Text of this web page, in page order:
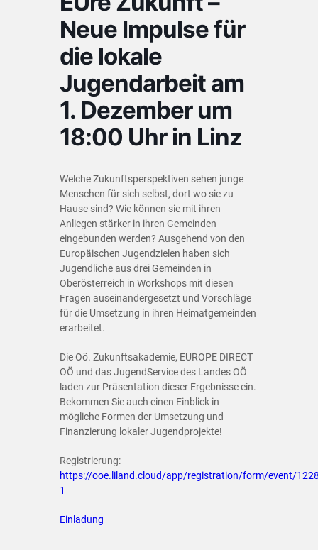
Neue Impulse für
die lokale
Jugendarbeit am
1. Dezember um
18:00 Uhr in Linz
Welche Zukunftsperspektiven sehen junge
Menschen für sich selbst, dort wo sie zu
Hause sind? Wie können sie mit ihren
Anliegen stärker in ihren Gemeinden
eingebunden werden? Ausgehend von den
Europäischen Jugendzielen haben sich
Jugendliche aus drei Gemeinden in
Oberösterreich in Workshops mit diesen
Fragen auseinandergesetzt und Vorschläge
für die Umsetzung in ihren Heimatgemeinden
erarbeitet.
Die Oö. Zukunftsakademie, EUROPE DIRECT
OÖ und das JugendService des Landes OÖ
laden zur Präsentation dieser Ergebnisse ein.
Bekommen Sie auch einen Einblick in
mögliche Formen der Umsetzung und
Finanzierung lokaler Jugendprojekte!
Registrierung:
https://ooe.liland.cloud/app/registration/form/event/
1
Einladung